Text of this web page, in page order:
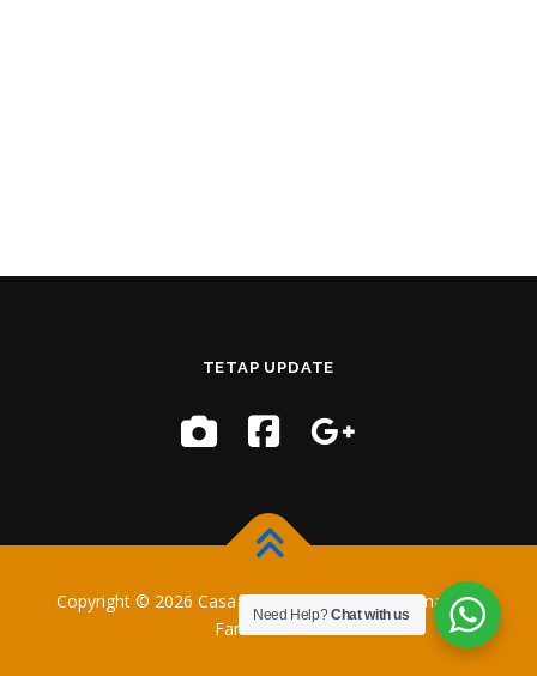
TETAP UPDATE
Copyright © 2026 Casa Training–OnePresstema oleh
FameThemes
Need Help?Chat with us